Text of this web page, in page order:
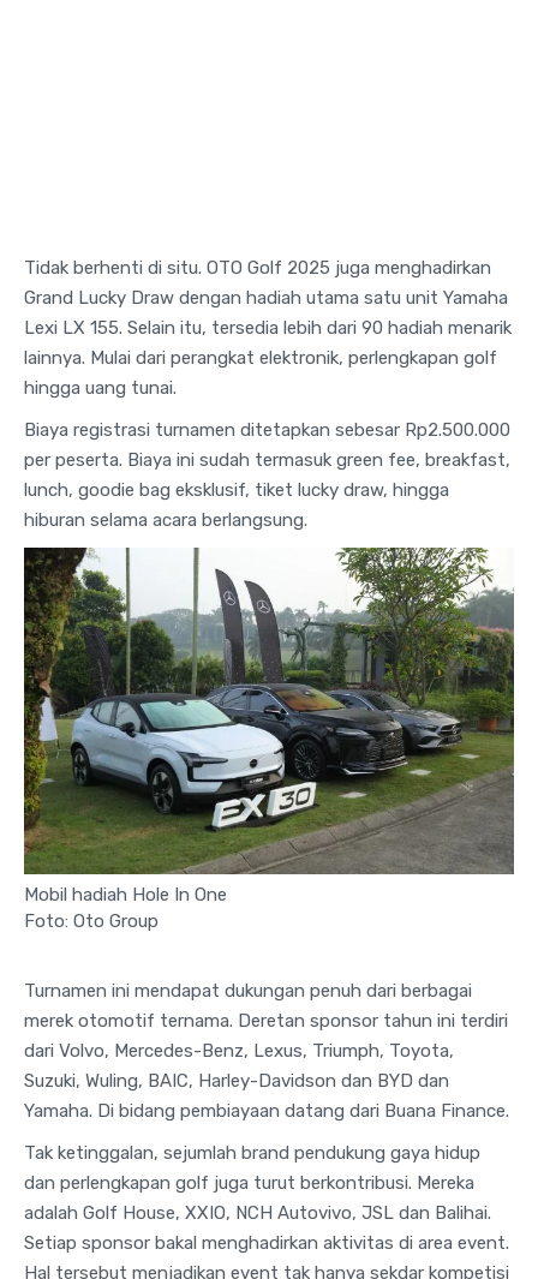
Tidak berhenti di situ. OTO Golf 2025 juga menghadirkan
Grand Lucky Draw dengan hadiah utama satu unit Yamaha
Lexi LX 155. Selain itu, tersedia lebih dari 90 hadiah menarik
lainnya. Mulai dari perangkat elektronik, perlengkapan golf
hingga uang tunai.
Biaya registrasi turnamen ditetapkan sebesar Rp2.500.000
per peserta. Biaya ini sudah termasuk green fee, breakfast,
lunch, goodie bag eksklusif, tiket lucky draw, hingga
hiburan selama acara berlangsung.
Mobil hadiah Hole In One
Foto: Oto Group
Turnamen ini mendapat dukungan penuh dari berbagai
merek otomotif ternama. Deretan sponsor tahun ini terdiri
dari Volvo, Mercedes-Benz, Lexus, Triumph, Toyota,
Suzuki, Wuling, BAIC, Harley-Davidson dan BYD dan
Yamaha. Di bidang pembiayaan datang dari Buana Finance.
Tak ketinggalan, sejumlah brand pendukung gaya hidup
dan perlengkapan golf juga turut berkontribusi. Mereka
adalah Golf House, XXIO, NCH Autovivo, JSL dan Balihai.
Setiap sponsor bakal menghadirkan aktivitas di area event.
Hal tersebut menjadikan event tak hanya sekdar kompetisi